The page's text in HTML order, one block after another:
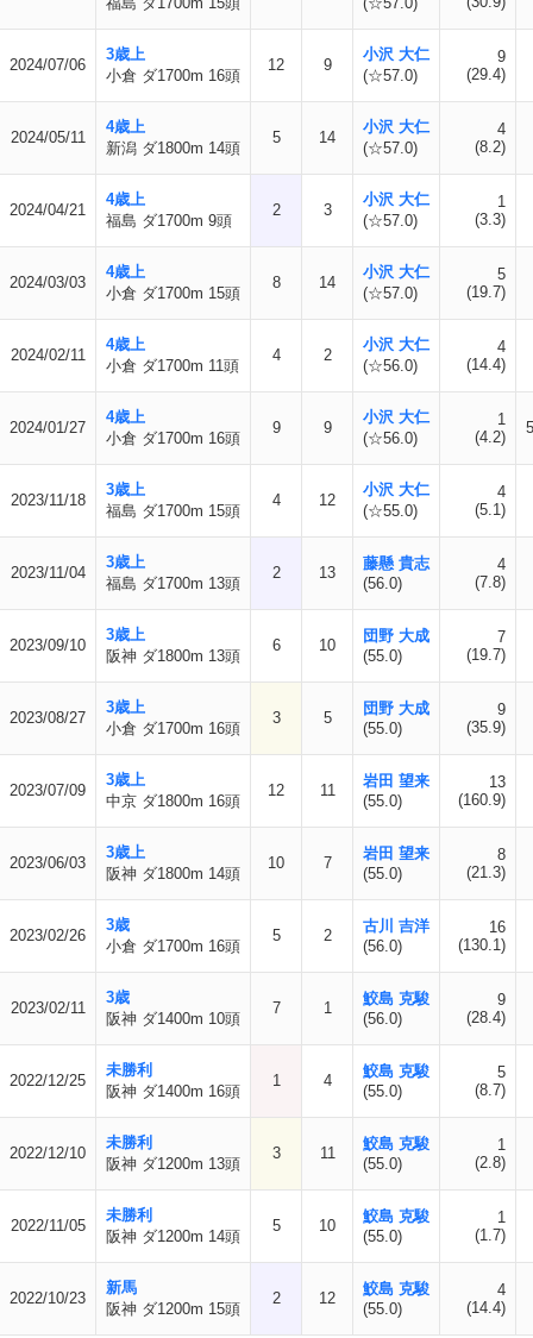
2024/07/06
3歳上
小倉 ダ1700m 16頭
12 9
小沢 大仁
(☆57.0)
9
(29.4)
2024/05/11
4歳上
新潟 ダ1800m 14頭
5 14
小沢 大仁
(☆57.0)
4
(8.2)
2024/04/21
4歳上
福島 ダ1700m 9頭
2 3
小沢 大仁
(☆57.0)
1
(3.3)
2024/03/03
4歳上
小倉 ダ1700m 15頭
8 14
小沢 大仁
(☆57.0)
5
(19.7)
2024/02/11
4歳上
小倉 ダ1700m 11頭
4 2
小沢 大仁
(☆56.0)
4
(14.4)
2024/01/27
4歳上
小倉 ダ1700m 16頭
9 9
小沢 大仁
(☆56.0)
1
(4.2)
2023/11/18
3歳上
福島 ダ1700m 15頭
4 12
小沢 大仁
(☆55.0)
4
(5.1)
2023/11/04
3歳上
福島 ダ1700m 13頭
2 13
藤懸 貴志
(56.0)
4
(7.8)
2023/09/10
3歳上
阪神 ダ1800m 13頭
6 10
団野 大成
(55.0)
7
(19.7)
2023/08/27
3歳上
小倉 ダ1700m 16頭
3 5
団野 大成
(55.0)
9
(35.9)
2023/07/09
3歳上
中京 ダ1800m 16頭
12 11
岩田 望来
(55.0)
13
(160.9)
2023/06/03
3歳上
阪神 ダ1800m 14頭
10 7
岩田 望来
(55.0)
8
(21.3)
2023/02/26
3歳
小倉 ダ1700m 16頭
5 2
古川 吉洋
(56.0)
16
(130.1)
2023/02/11
3歳
阪神 ダ1400m 10頭
7 1
鮫島 克駿
(56.0)
9
(28.4)
2022/12/25
未勝利
阪神 ダ1400m 16頭
1 4
鮫島 克駿
(55.0)
5
(8.7)
2022/12/10
未勝利
阪神 ダ1200m 13頭
3 11
鮫島 克駿
(55.0)
1
(2.8)
2022/11/05
未勝利
阪神 ダ1200m 14頭
5 10
鮫島 克駿
(55.0)
1
(1.7)
2022/10/23
新馬
阪神 ダ1200m 15頭
2 12
鮫島 克駿
(55.0)
4
(14.4)